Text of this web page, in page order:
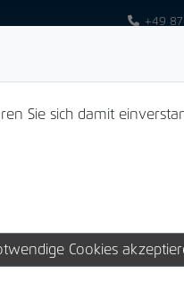
+49
der kompletten
Sie sich damit
Cookies